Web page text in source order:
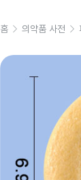
홈 의약품 사전